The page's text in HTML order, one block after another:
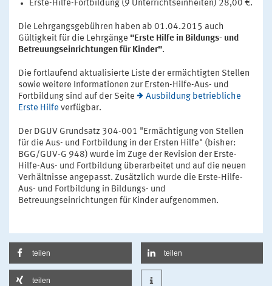
Erste-Hilfe-Fortbildung (9 Unterrichtseinheiten) 28,00 €.
Die Lehrgangsgebühren haben ab 01.04.2015 auch
Gültigkeit für die Lehrgänge "Erste Hilfe in Bildungs- und
Betreuungseinrichtungen für Kinder".
Die fortlaufend aktualisierte Liste der ermächtigten Stellen
sowie weitere Informationen zur Ersten-Hilfe-Aus- und
Fortbildung sind auf der Seite
Ausbildung betriebliche
Erste Hilfe verfügbar.
Der DGUV Grundsatz 304-001 "Ermächtigung von Stellen
für die Aus- und Fortbildung in der Ersten Hilfe" (bisher:
BGG/GUV-G 948) wurde im Zuge der Revision der Erste-
Hilfe-Aus- und Fortbildung überarbeitet und auf die neuen
Verhältnisse angepasst. Zusätzlich wurde die Erste-Hilfe-
Aus- und Fortbildung in Bildungs- und
Betreuungseinrichtungen für Kinder aufgenommen.
teilen teilen
teilen